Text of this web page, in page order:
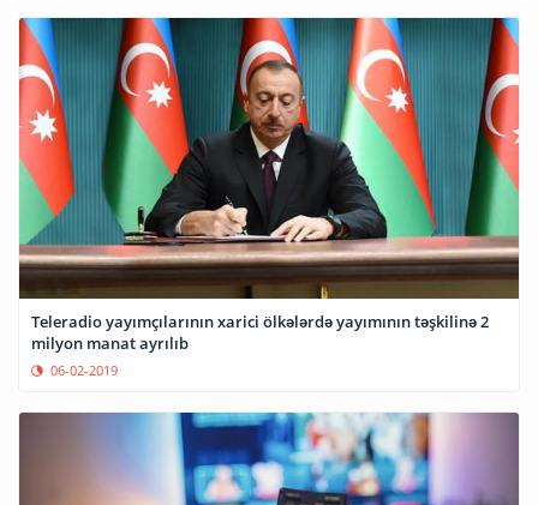
Teleradio yayımçılarının xarici ölkələrdə yayımının təşkilinə 2
milyon manat ayrılıb
06-02-2019